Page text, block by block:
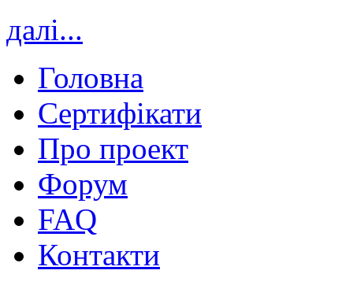
далі...
Головна
Сертифікати
Про проект
Форум
FAQ
Контакти